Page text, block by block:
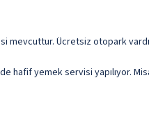
mevcuttur. Ücretsiz otopark
hafif yemek servisi yapılıyor.